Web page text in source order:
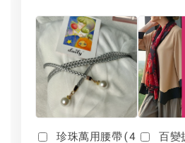
珍珠萬用腰帶(4
百變